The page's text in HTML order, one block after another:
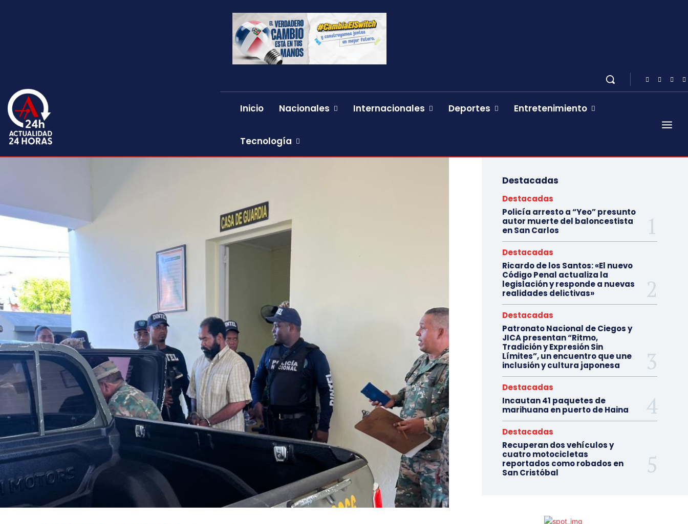
Inicio Nacionales Internacionales Deportes Entretenimiento
Tecnología
Destacadas
Destacadas
Policía arresto a “Yeo” presunto
autor muerte del baloncestista
en San Carlos
Destacadas
Ricardo de los Santos: «El nuevo
Código Penal actualiza la
legislación y responde a nuevas
realidades delictivas»
Destacadas
Patronato Nacional de Ciegos y
JICA presentan “Ritmo,
Tradición y Expresión Sin
Límites”, un encuentro que une
inclusión y cultura japonesa
Destacadas
Incautan 41 paquetes de
marihuana en puerto de Haina
Destacadas
Recuperan dos vehículos y
cuatro motocicletas
reportados como robados en
San Cristóbal